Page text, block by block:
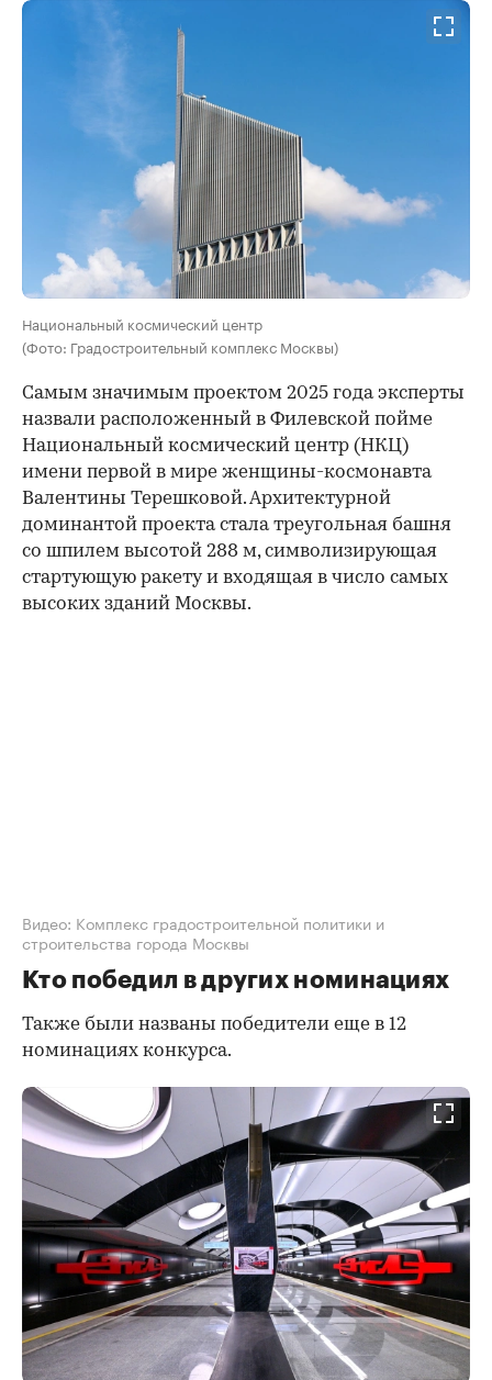
Национальный космический центр
(Фото: Градостроительный комплекс Москвы)
00:00 / 00:00
Самым значимым проектом 2025 года эксперты
назвали расположенный в Филевской пойме
Национальный космический центр (НКЦ)
имени первой в мире женщины-космонавта
Валентины Терешковой. Архитектурной
доминантой проекта стала треугольная башня
со шпилем высотой 288 м, символизирующая
стартующую ракету и входящая в число самых
высоких зданий Москвы.
Видео: Комплекс градостроительной политики и
строительства города Москвы
Кто победил в других номинациях
Также были названы победители еще в 12
номинациях конкурса.